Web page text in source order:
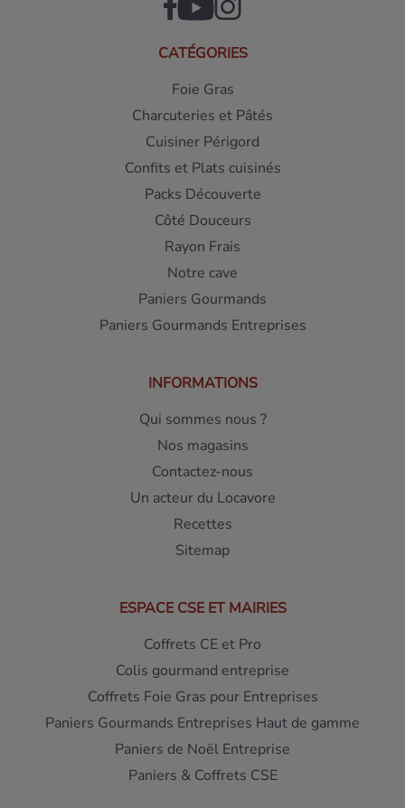
CATÉGORIES
Foie Gras
Charcuteries et Pâtés
Cuisiner Périgord
Confits et Plats cuisinés
Packs Découverte
Côté Douceurs
Rayon Frais
Notre cave
Paniers Gourmands
Paniers Gourmands Entreprises
INFORMATIONS
Qui sommes nous ?
Nos magasins
Contactez-nous
Un acteur du Locavore
Recettes
Sitemap
ESPACE CSE ET MAIRIES
Coffrets CE et Pro
Colis gourmand entreprise
Coffrets Foie Gras pour Entreprises
Paniers Gourmands Entreprises Haut de gamme
Paniers de Noël Entreprise
Paniers & Coffrets CSE